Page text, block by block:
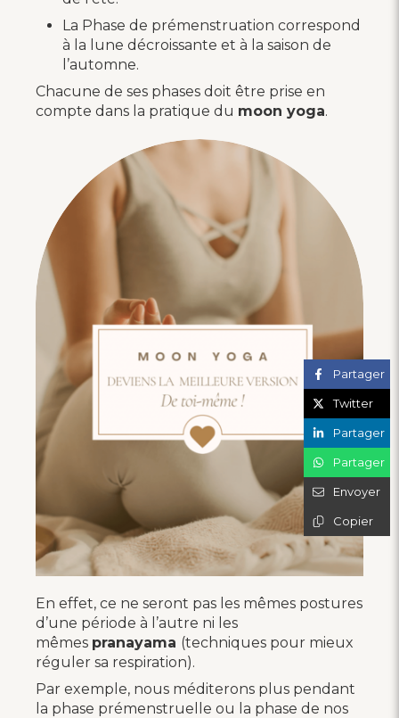
La Phase de prémenstruation correspond
à la lune décroissante et à la saison de
l’automne.
Chacune de ses phases doit être prise en
compte dans la pratique du moon yoga.
En effet, ce ne seront pas les mêmes postures
d’une période à l’autre ni les
mêmes pranayama (techniques pour mieux
réguler sa respiration).
Par exemple, nous méditerons plus pendant
la phase prémenstruelle ou la phase de nos
Partager
Twitter
Partager
Partager
Envoyer
Copier